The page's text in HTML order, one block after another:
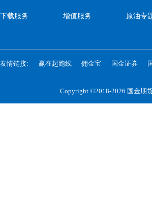
下载服务 增值服务 原油专
友情链接: 赢在起跑线 佣金宝 国金证券
Copyright ©2018-2026 国金期